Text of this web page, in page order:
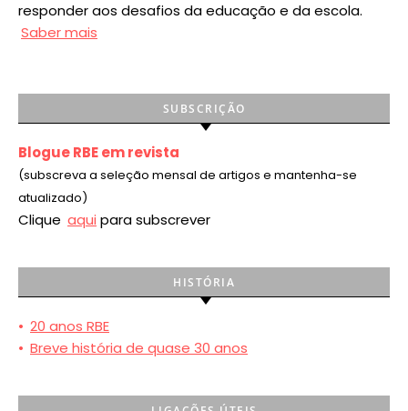
responder aos desafios da educação e da escola.
Saber mais
SUBSCRIÇÃO
Blogue RBE em revista
(subscreva a seleção mensal de artigos e mantenha-se
atualizado)
Clique aqui para subscrever
HISTÓRIA
• 20 anos RBE
• Breve história de quase 30 anos